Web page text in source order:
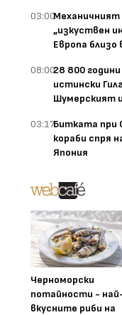
03:00
„изкуствен
Европа близо
08:0028 800
истински
Шумерският
03:17Битката при
кораби спря
Япония
Черноморски
потайности -
вкусните риби на